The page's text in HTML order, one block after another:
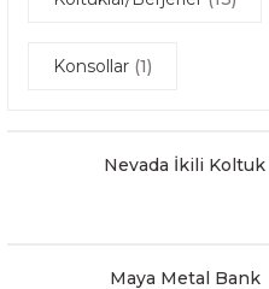
Konsollar (1)
Nevada İkili Koltuk
Maya Metal Bank